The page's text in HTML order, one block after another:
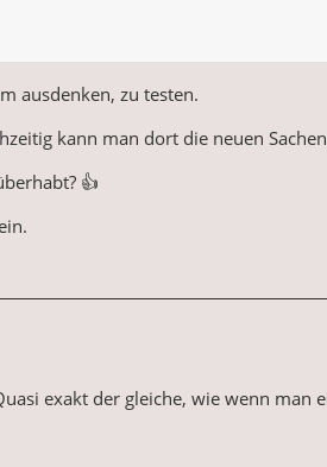
ausdenken, zu testen.
kann man dort die neuen
👍
exakt der gleiche, wie wenn man